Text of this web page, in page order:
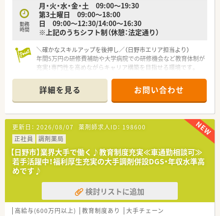
勤務
時間
月・火・水・金・土 09:00～19:30
第3土曜日 09:00～18:00
日 09:00～12:30/14:00～16:30
※上記のうちシフト制（休憩：法定通り）
＼確かなスキルアップを後押し／（日野市エリア担当より）
年間5万円の研修費補助や大学病院での研修機会など教育体制が
充実！専門性を高めながらキャリア構築を目指せる環境です。
【店舗情報と応需状況について】
■高幡不動駅から徒歩5分の便利な立地で通勤がスムーズです。
■内科や整形外科や皮膚科を中心に1日約150枚を応需します。
■常勤薬剤師4名にパート1名と事務2名体制で稼働しています。
【募集背景と求める人物像について】
■事業拡大に伴い患者様へ寄り添う調剤体制を深める増員で
す。
■地域のセカンドオピニオン構想に共感できる方を募ります。
■周りと協力しながら質の高い医療を提供できる方を歓迎しま
す。
【法人特徴について】
■東京や神奈川や埼玉にて調剤薬局を26店舗展開しています。
詳細を見る お問い合わせ
更新日： 2026/08/07 薬剤師求人ID： 198600
正社員
調剤薬局
【日野市】業界大手で働く♪教育制度充実≪車通勤相談可≫
若手活躍中！福利厚生充実の大手調剤併設DGS・年収水準高
めです♪
検討リストに追加
高給与(600万円以上) 教育制度あり 大手チェーン